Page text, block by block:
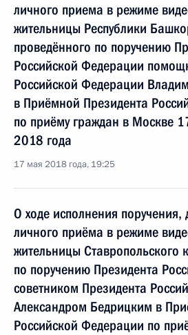
личного приема в режиме
жительницы Республики
проведённого по поручению
Российской Федерации
Российской Федерации
в Приёмной Президента
по приёму граждан в Москве
2018 года
17 мая 2018 года, 19:25
О ходе исполнения поручения,
личного приёма в режиме
жительницы Ставропольского
по поручению Президента
советником Президента
Александром Бедрицким в
Российской Федерации по